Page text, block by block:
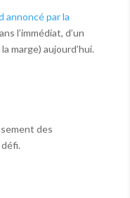
annoncé par la
l’immédiat, d’un
marge) aujourd’hui.
des